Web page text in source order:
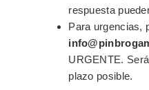
Solicita tu
asesoraremos en todo el
Fabricado en
respuesta
Para urgencias,
URGENTE.
plazo posible.